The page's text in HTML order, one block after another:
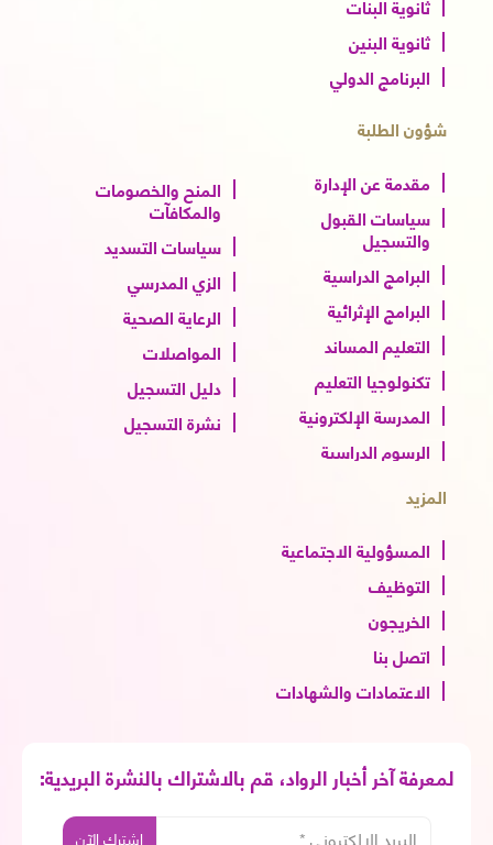
ثانوية البنين
البرنامج الدولي
شؤون الطلبة
مقدمة عن الإدارة
سياسات القبول
والتسجيل
البرامج الدراسية
البرامج الإثرائية
التعليم المساند
تكنولوجيا التعليم
المدرسة الإلكترونية
الرسوم الدراسية
المنح والخصومات
والمكافآت
سياسات التسديد
الزي المدرسي
الرعاية الصحية
المواصلات
دليل التسجيل
نشرة التسجيل
المزيد
المسؤولية الاجتماعية
التوظيف
الخريجون
اتصل بنا
الاعتمادات والشهادات
لمعرفة آخر أخبار الرواد، قم بالاشتراك بالنشرة البريدية: